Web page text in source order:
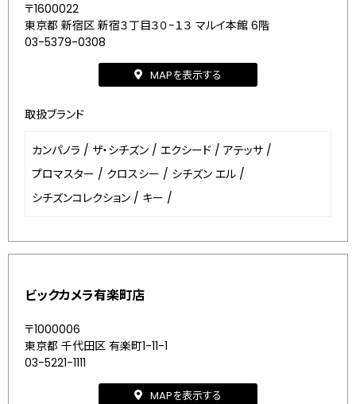
〒1600022
東京都 新宿区 新宿３丁目３０−１３ マルイ本館 6階
03-5379-0308
MAPを表示する
取扱ブランド
カンパノラ / ザ・シチズン / エクシード / アテッサ /
プロマスター / クロスシー / シチズン エル /
シチズンコレクション / キー /
ビックカメラ有楽町店
〒1000006
東京都 千代田区 有楽町1-11-1
03-5221-1111
MAPを表示する